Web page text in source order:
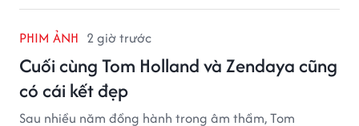
PHIM ẢNH 2 giờ trước
Cuối cùng Tom Holland và Zendaya cũng
có cái kết đẹp
Sau nhiều năm đồng hành trong âm thầm, Tom